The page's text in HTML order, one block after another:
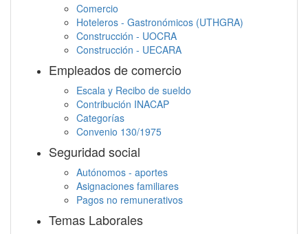
Comercio
Hoteleros - Gastronómicos (UTHGRA)
Construcción - UOCRA
Construcción - UECARA
Empleados de comercio
Escala y Recibo de sueldo
Contribución INACAP
Categorías
Convenio 130/1975
Seguridad social
Autónomos - aportes
Asignaciones familiares
Pagos no remunerativos
Temas Laborales